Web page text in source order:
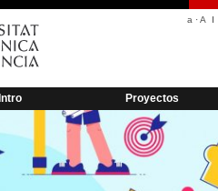
a ·A
Intro Proyectos